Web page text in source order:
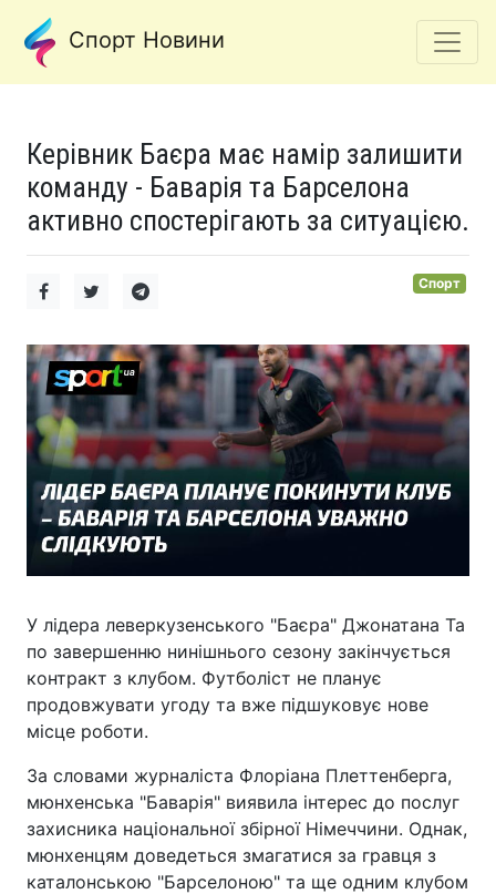
Спорт Новини
Керівник Баєра має намір залишити
команду - Баварія та Барселона
активно спостерігають за ситуацією.
Спорт
У лідера леверкузенського "Баєра" Джонатана Та
по завершенню нинішнього сезону закінчується
контракт з клубом. Футболіст не планує
продовжувати угоду та вже підшуковує нове
місце роботи.
За словами журналіста Флоріана Плеттенберга,
мюнхенська "Баварія" виявила інтерес до послуг
захисника національної збірної Німеччини. Однак,
мюнхенцям доведеться змагатися за гравця з
каталонською "Барселоною" та ще одним клубом